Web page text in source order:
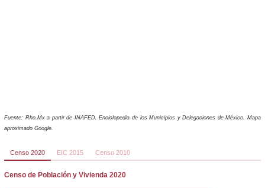
Fuente: Rho.Mx a partir de INAFED, Enciclopedia de los Municipios y Delegaciones de México. Mapa
aproximado Google.
Censo 2020 EIC 2015 Censo 2010
Censo de Población y Vivienda 2020